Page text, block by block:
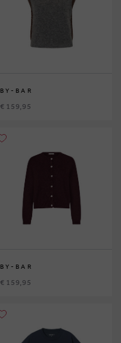
BY-BAR
€ 159,95
BY-BAR
€ 159,95